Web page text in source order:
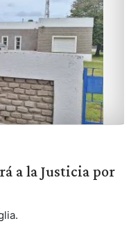
a la Justicia por